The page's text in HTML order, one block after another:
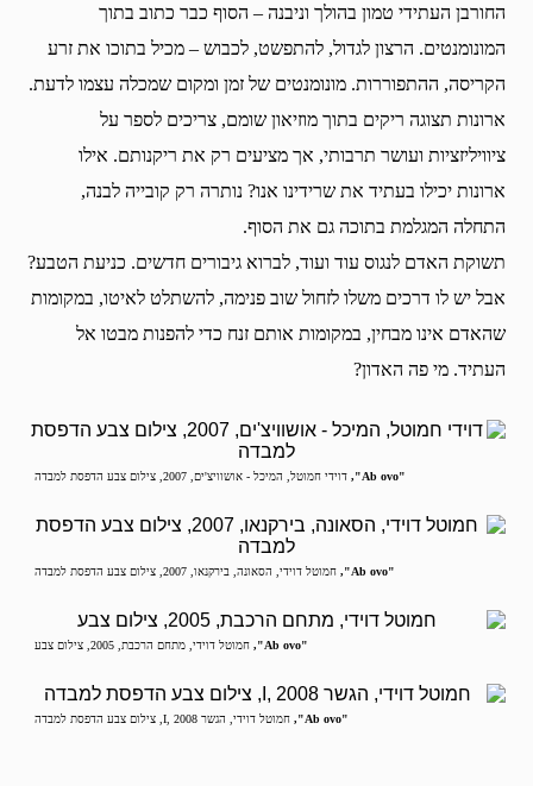
החורבן העתידי טמון בהולך וניבנה – הסוף כבר כתוב בתוך
המונומנטים. הרצון לגדול, להתפשט, לכבוש – מכיל בתוכו את זרע
הקריסה, ההתפוררות. מונומנטים של זמן ומקום שמכלה עצמו לדעת.
ארונות תצוגה ריקים בתוך מוזיאון שומם, צריכים לספר על
ציוויליזציות ועושר תרבותי, אך מציעים רק את ריקנותם. אילו
ארונות יכילו בעתיד את שרידינו אנו? נותרה רק קובייה לבנה,
התחלה המגלמת בתוכה גם את הסוף.
תשוקת האדם לנגוס עוד ועוד, לברוא גיבורים חדשים. כניעת הטבע?
אבל יש לו דרכים משלו לזחול שוב פנימה, להשתלט לאיטו, במקומות
שהאדם אינו מבחין, במקומות אותם זנח כדי להפנות מבטו אל
העתיד. מי פה האדון?
"Ab ovo", דוידי חמוטל, המיכל - אושוויצ'ים, 2007, צילום צבע הדפסת למבדה
"Ab ovo", חמוטל דוידי, הסאונה, בירקנאו, 2007, צילום צבע הדפסת למבדה
"Ab ovo", חמוטל דוידי, מתחם הרכבת, 2005, צילום צבע
"Ab ovo", חמוטל דוידי, הגשר I, 2008, צילום צבע הדפסת למבדה